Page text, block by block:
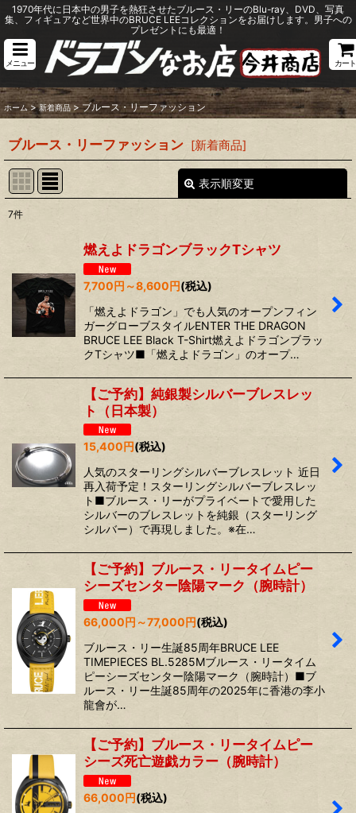
1970年代に日本中の男子を熱狂させたブルース・リーのBlu-ray、DVD、写真
集、フィギュアなど世界中のBRUCE LEEコレクションをお届けします。男子への
プレゼントにも最適！
メニュー カート
ホーム > 新着商品 > ブルース・リーファッション
ブルース・リーファッション [新着商品]
表示順変更
表示数:
並び順
絞り込む
7件
燃えよドラゴンブラックTシャツ
7,700円 ～8,600円(税込)
「燃えよドラゴン」でも人気のオープンフィン
ガーグローブスタイルENTER THE DRAGON
BRUCE LEE Black T-Shirt燃えよドラゴンブラッ
クTシャツ■「燃えよドラゴン」のオープ…
【ご予約】純銀製シルバーブレスレッ
ト（日本製）
15,400円(税込)
人気のスターリングシルバーブレスレット 近日
再入荷予定！スターリングシルバーブレスレッ
ト■ブルース・リーがプライベートで愛用した
シルバーのブレスレットを純銀（スターリング
シルバー）で再現しました。※在…
【ご予約】ブルース・リータイムピー
シーズセンター陰陽マーク（腕時計）
66,000円 ～77,000円(税込)
ブルース・リー生誕85周年BRUCE LEE
TIMEPIECES BL.5285Mブルース・リータイム
ピーシーズセンター陰陽マーク（腕時計）■ブ
ルース・リー生誕85周年の2025年に香港の李小
龍會が…
【ご予約】ブルース・リータイムピー
シーズ死亡遊戯カラー（腕時計）
66,000円(税込)